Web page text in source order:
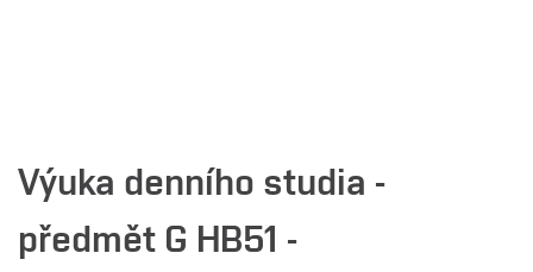
Výuka denního studia -
předmět G HB51 -